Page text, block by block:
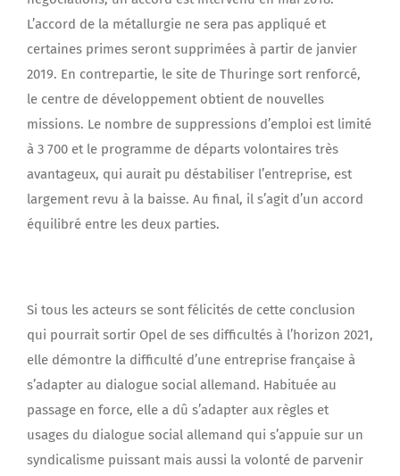
L’accord de la métallurgie ne sera pas appliqué et
certaines primes seront supprimées à partir de janvier
2019. En contrepartie, le site de Thuringe sort renforcé,
le centre de développement obtient de nouvelles
missions. Le nombre de suppressions d’emploi est limité
à 3 700 et le programme de départs volontaires très
avantageux, qui aurait pu déstabiliser l’entreprise, est
largement revu à la baisse. Au final, il s’agit d’un accord
équilibré entre les deux parties.
Si tous les acteurs se sont félicités de cette conclusion
qui pourrait sortir Opel de ses difficultés à l’horizon 2021,
elle démontre la difficulté d’une entreprise française à
s’adapter au dialogue social allemand. Habituée au
passage en force, elle a dû s’adapter aux règles et
usages du dialogue social allemand qui s’appuie sur un
syndicalisme puissant mais aussi la volonté de parvenir